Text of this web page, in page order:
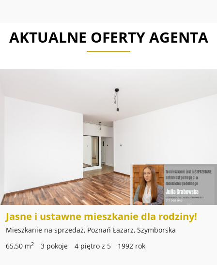
AKTUALNE OFERTY AGENTA
Jasne i ustawne mieszkanie dla rodziny!
Mieszkanie na sprzedaż, Poznań Łazarz, Szymborska
65,50 m2 3 pokoje 4 piętro z 5 1992 rok